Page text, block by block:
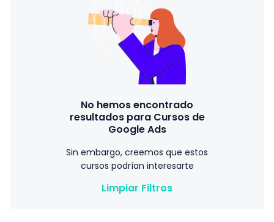
No hemos encontrado
resultados para Cursos de
Google Ads
Sin embargo, creemos que estos
cursos podrían interesarte
Limpiar Filtros